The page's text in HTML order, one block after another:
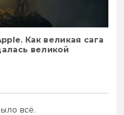
Как великая сага
великой
всё.